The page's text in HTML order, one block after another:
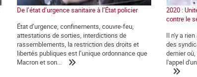
De l’état d’urgence sanitaire à l’État policier
État d’urgence, confinements, couvre-feu,
attestations de sorties, interdictions de
rassemblements, la restriction des droits et
libertés publiques est l’unique ordonnance que
Macron et son...
2020 :
contre le
Il n'y a
des
dernier
l'appel